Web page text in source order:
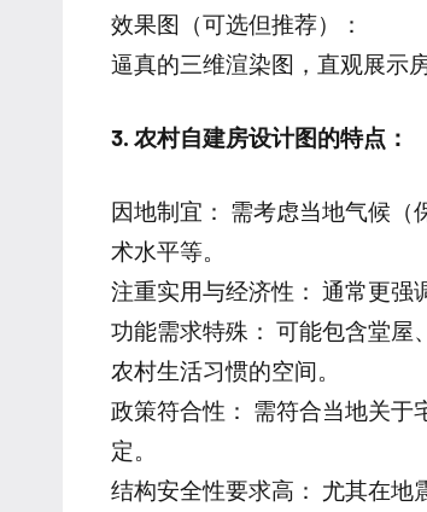
效果图（可选但推荐）：
逼真的三维渲染图，直观展示
3. 农村自建房设计图的特点：
因地制宜： 需考虑当地气候
术水平等。
注重实用与经济性： 通常更强
功能需求特殊： 可能包含堂
农村生活习惯的空间。
政策符合性： 需符合当地关于
定。
结构安全性要求高： 尤其在地